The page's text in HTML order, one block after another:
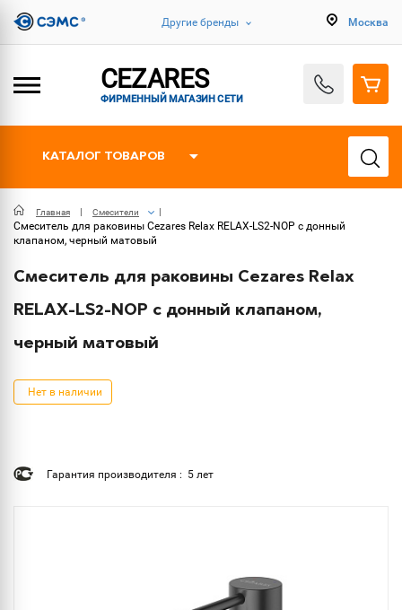
Другие бренды Москва
CEZARES
ФИРМЕННЫЙ МАГАЗИН СЕТИ
КАТАЛОГ ТОВАРОВ
Главная Смесители
Смеситель для раковины Cezares Relax RELAX-LS2-NOP с донный
клапаном, черный матовый
Смеситель для раковины Cezares Relax
RELAX-LS2-NOP с донный клапаном,
черный матовый
Нет в наличии
Гарантия производителя : 5 лет